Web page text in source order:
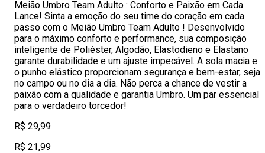
Meião Umbro Team Adulto : Conforto e Paixão em Cada
Lance! Sinta a emoção do seu time do coração em cada
passo com o Meião Umbro Team Adulto ! Desenvolvido
para o máximo conforto e performance, sua composição
inteligente de Poliéster, Algodão, Elastodieno e Elastano
garante durabilidade e um ajuste impecável. A sola macia e
o punho elástico proporcionam segurança e bem-estar, seja
no campo ou no dia a dia. Não perca a chance de vestir a
paixão com a qualidade e garantia Umbro. Um par essencial
para o verdadeiro torcedor!
R$ 29,99
R$ 21,99